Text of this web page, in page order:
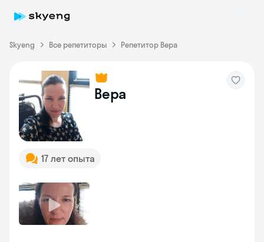
Skyeng Все репетиторы Репетитор Вера
Вера
17 лет опыта
Skyeng Chat
online